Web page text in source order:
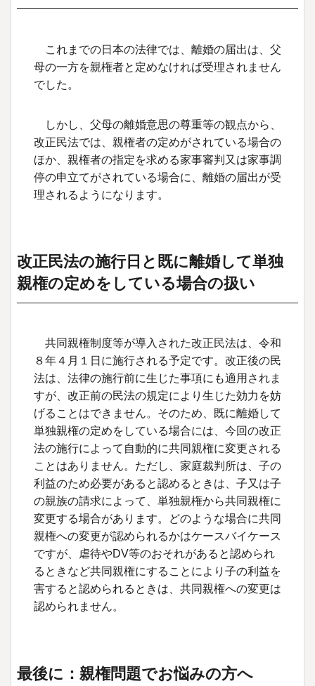
これまでの日本の法律では、離婚の届出は、父
母の一方を親権者と定めなければ受理されません
でした。
しかし、父母の離婚意思の尊重等の観点から、
改正民法では、親権者の定めがされている場合の
ほか、親権者の指定を求める家事審判又は家事調
停の申立てがされている場合に、離婚の届出が受
理されるようになります。
改正民法の施行日と既に離婚して単独
親権の定めをしている場合の扱い
共同親権制度等が導入された改正民法は、令和
８年４月１日に施行される予定です。改正後の民
法は、法律の施行前に生じた事項にも適用されま
すが、改正前の民法の規定により生じた効力を妨
げることはできません。そのため、既に離婚して
単独親権の定めをしている場合には、今回の改正
法の施行によって自動的に共同親権に変更される
ことはありません。ただし、家庭裁判所は、子の
利益のため必要があると認めるときは、子又は子
の親族の請求によって、単独親権から共同親権に
変更する場合があります。どのような場合に共同
親権への変更が認められるかはケースバイケース
ですが、虐待やDV等のおそれがあると認められ
るときなど共同親権にすることにより子の利益を
害すると認められるときは、共同親権への変更は
認められません。
最後に：親権問題でお悩みの方へ